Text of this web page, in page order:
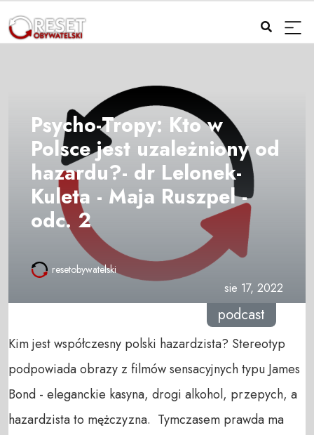
Psycho-Tropy: Kto w
Polsce jest uzależniony od
hazardu?- dr Lelonek-
Kuleta - Maja Ruszpel -
odc. 2
resetobywatelski
sie 17, 2022
podcast
Kim jest współczesny polski hazardzista? Stereotyp
podpowiada obrazy z filmów sensacyjnych typu James
Bond - eleganckie kasyna, drogi alkohol, przepych, a
hazardzista to mężczyzna. Tymczasem prawda ma